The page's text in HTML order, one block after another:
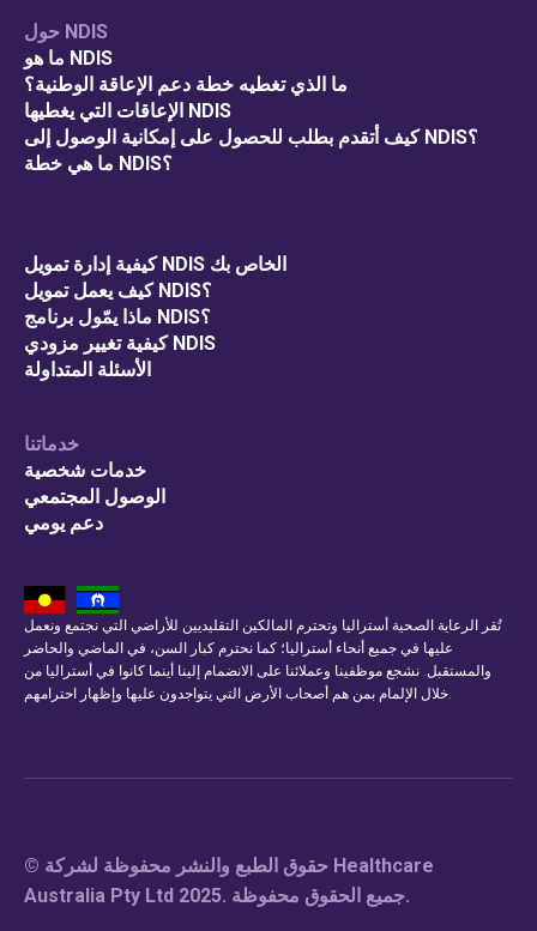
حول NDIS
ما هو NDIS
ما الذي تغطيه خطة دعم الإعاقة الوطنية؟
الإعاقات التي يغطيها NDIS
كيف أتقدم بطلب للحصول على إمكانية الوصول إلى NDIS؟
ما هي خطة NDIS؟
كيفية إدارة تمويل NDIS الخاص بك
كيف يعمل تمويل NDIS؟
ماذا يمّول برنامج NDIS؟
كيفية تغيير مزودي NDIS
الأسئلة المتداولة
خدماتنا
خدمات شخصية
الوصول المجتمعي
دعم يومي
تُقر الرعاية الصحية أستراليا وتحترم المالكين التقليديين للأراضي التي نجتمع ونعمل
عليها في جميع أنحاء أستراليا؛ كما نحترم كبار السن، في الماضي والحاضر
والمستقبل. نشجع موظفينا وعملائنا على الانضمام إلينا أينما كانوا في أستراليا من
© حقوق الطبع والنشر محفوظة لشركة Healthcare
Australia Pty Ltd 2025. جميع الحقوق محفوظة.